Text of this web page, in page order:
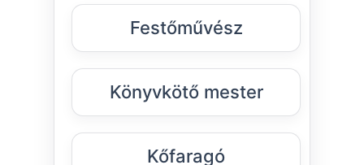
Festőművész
Könyvkötő mester
Kőfaragó